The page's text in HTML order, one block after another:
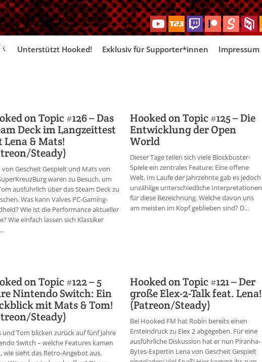
Skip
Unterstützt Hooked! Exklusiv für Supporter*innen Impressum
on Topic #126 – Das
Deck im Langzeittest
Lena & Mats!
Steady)
von Gescheit Gespielt und Mats von
waren zu Besuch, um
ausführlich über das Steam Deck zu
Was kann Valves PC-Gaming-
Wie ist die Performance aktueller
Wie einfach lassen sich Klassiker
Hooked on Topic #125 – Die
Entwicklung der Open
World
Dieser Tage teilen sich viele Blockbuster-
Spiele ein zentrales Feature: Eine offene
Welt. Im Laufe der Jahrzehnte gab es jedoch
unzählige unterschiedliche Interpretationen
für diese Bezeichnung. Welche davon uns
am meisten im Kopf geblieben sind? D...
on Topic #122 – 5
Nintendo Switch: Ein
mit Mats & Tom!
Steady)
und Tom blicken zurück auf fünf Jahre
Switch – welche Features kamen
wie sieht das Retro-Angebot aus,
Hooked on Topic #121 – Der
große Elex-2-Talk feat. Lena!
(Patreon/Steady)
Bei Hooked FM hat Robin bereits einen
Ersteindruck zu Elex 2 abgegeben. Für eine
ausführliche Diskussion hat er nun Piranha-
Bytes-Expertin Lena von Gescheit Gespielt